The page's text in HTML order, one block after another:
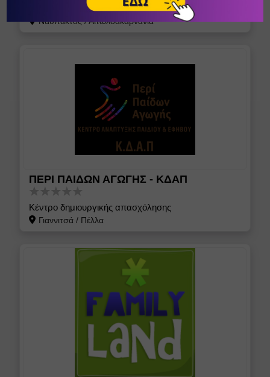
Κέντρο Δημιουργικής Απασχόλησης
Ναύπακτος/Αιτωλοακαρνανία
ΠΕΡΙ ΠΑΙΔΩΝ ΑΓΩΓΗΣ - ΚΔΑΠ
Κέντρο δημιουργικής απασχόλησης
Γιαννιτσά/ Πέλλα